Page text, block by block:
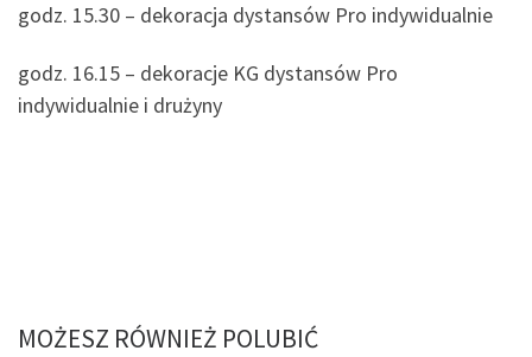
godz. 15.30 – dekoracja dystansów Pro indywidualnie
godz. 16.15 – dekoracje KG dystansów Pro
indywidualnie i drużyny
MOŻESZ RÓWNIEŻ POLUBIĆ